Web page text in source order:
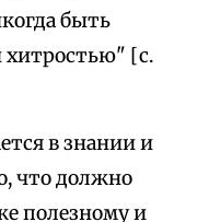
быть
хитростью" [с.
в знании и
что должно
полезному и